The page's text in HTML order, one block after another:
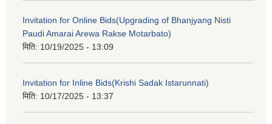
Invitation for Online Bids(Upgrading of Bhanjyang Nisti
Paudi Amarai Arewa Rakse Motarbato)
मिति: 10/19/2025 - 13:09
Invitation for Inline Bids(Krishi Sadak Istarunnati)
मिति: 10/17/2025 - 13:37